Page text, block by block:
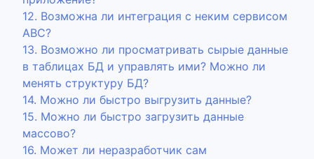
12. Возможна ли интеграция с неким сервисом
ABC?
13. Возможно ли просматривать сырые данные
в таблицах БД и управлять ими? Можно ли
менять структуру БД?
14. Можно ли быстро выгрузить данные?
15. Можно ли быстро загрузить данные
массово?
16. Может ли неразработчик сам